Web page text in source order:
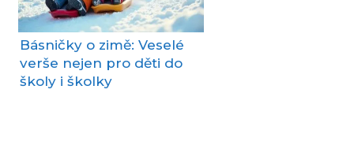
Básničky o zimě: Veselé
verše nejen pro děti do
školy i školky